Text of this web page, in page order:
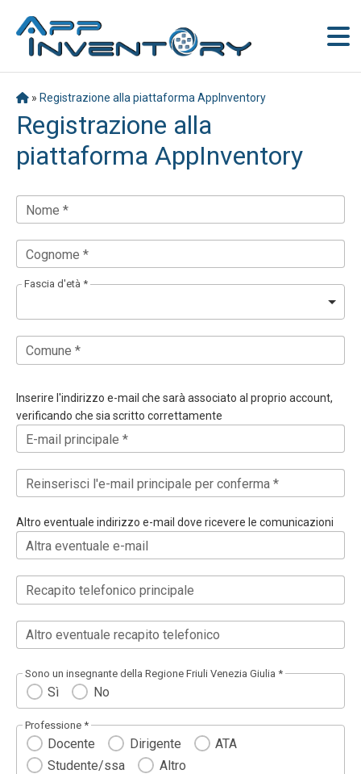
» Registrazione alla piattaforma AppInventory
Registrazione alla
piattaforma AppInventory
Nome *
Cognome *
Fascia d'età *
Comune *
Inserire l'indirizzo e-mail che sarà associato al proprio account,
verificando che sia scritto correttamente
E-mail principale *
Reinserisci l'e-mail principale per conferma *
Altro eventuale indirizzo e-mail dove ricevere le comunicazioni
Altra eventuale e-mail
Recapito telefonico principale
Altro eventuale recapito telefonico
Sono un insegnante della Regione Friuli Venezia Giulia *
Sì No
Professione *
Docente Dirigente
ATA
Studente/ssa
Altro